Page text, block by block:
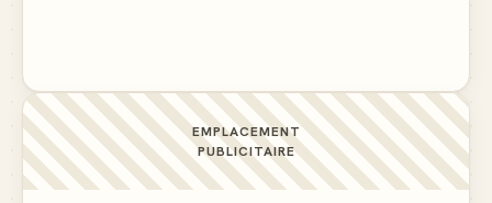
EMPLACEMENT
PUBLICITAIRE